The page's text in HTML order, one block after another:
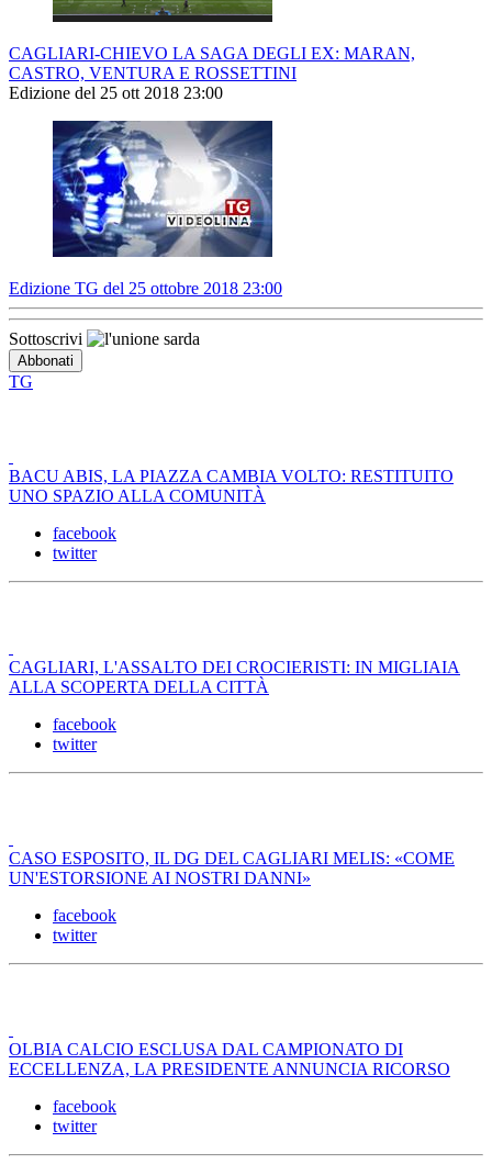
CAGLIARI-CHIEVO LA SAGA DEGLI EX: MARAN,
CASTRO, VENTURA E ROSSETTINI
Edizione del 25 ott 2018 23:00
Edizione TG del 25 ottobre 2018 23:00
Sottoscrivi
TG
BACU ABIS, LA PIAZZA CAMBIA VOLTO: RESTITUITO
UNO SPAZIO ALLA COMUNITÀ
facebook
twitter
CAGLIARI, L'ASSALTO DEI CROCIERISTI: IN MIGLIAIA
ALLA SCOPERTA DELLA CITTÀ
facebook
twitter
CASO ESPOSITO, IL DG DEL CAGLIARI MELIS: «COME
UN'ESTORSIONE AI NOSTRI DANNI»
facebook
twitter
OLBIA CALCIO ESCLUSA DAL CAMPIONATO DI
ECCELLENZA, LA PRESIDENTE ANNUNCIA RICORSO
facebook
twitter